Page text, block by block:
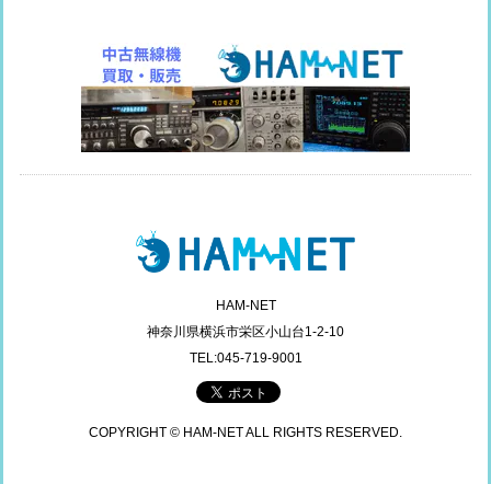
HAM-NET
神奈川県横浜市栄区小山台1-2-10
TEL:045-719-9001
COPYRIGHT © HAM-NET ALL RIGHTS RESERVED.